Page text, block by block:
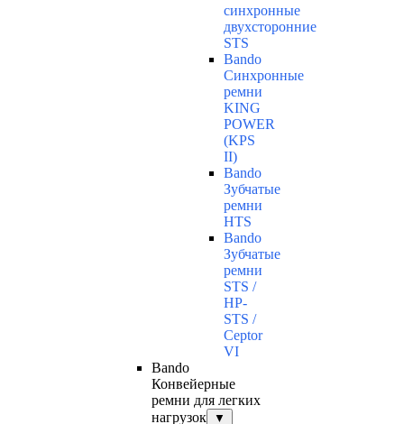
синхронные
двухсторонние
STS
Bando
Синхронные
ремни
KING
POWER
(KPS
II)
Bando
Зубчатые
ремни
HTS
Bando
Зубчатые
ремни
STS /
HP-
STS /
Ceptor
VI
Bando
Конвейерные
ремни для легких
нагрузок
▼